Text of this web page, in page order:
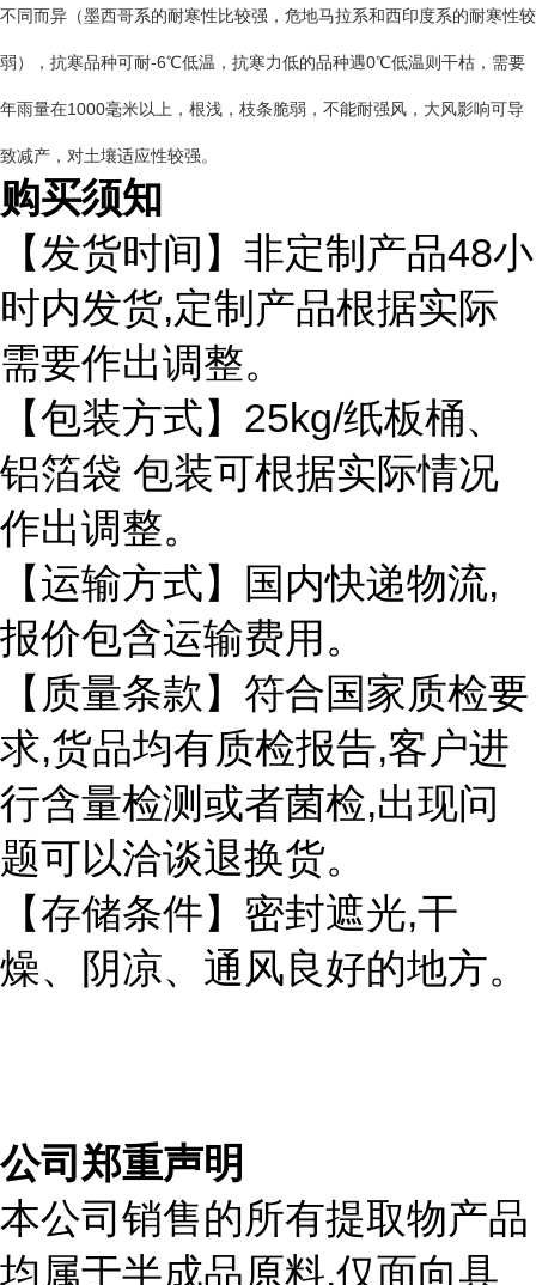
不同而异（墨西哥系的耐寒性比较强，危地马拉系和西印度系的耐寒性较
弱），抗寒品种可耐-6℃低温，抗寒力低的品种遇0℃低温则干枯，需要
年雨量在1000毫米以上，根浅，枝条脆弱，不能耐强风，大风影响可导
致减产，对土壤适应性较强。
购买须知
【发货时间】非定制产品48小
时内发货,定制产品根据实际
需要作出调整。
【包装方式】 25kg/纸板桶、
铝箔袋 包装可根据实际情况
作出调整。
【运输方式】国内快递物流,
报价包含运输费用。
【质量条款】符合国家质检要
求,货品均有质检报告,客户进
行含量检测或者菌检,出现问
题可以洽谈退换货。
【存储条件】密封遮光,干
燥、阴凉、通风良好的地方。
公司郑重声明
本公司销售的所有提取物产品
均属于半成品原料,仅面向具